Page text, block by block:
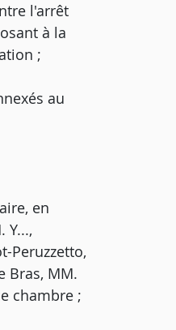
l'arrêt
à la
;
au
en
Y...,
Peruzzetto,
Bras, MM.
chambre ;